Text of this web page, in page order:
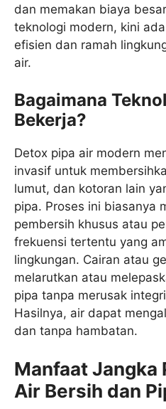
dan memakan biaya
teknologi modern, kini
efisien dan ramah
air.
Bagaimana
Bekerja?
Detox pipa air modern
invasif untuk
lumut, dan kotoran lain
pipa. Proses ini biasanya
pembersih khusus atau
frekuensi tertentu yang
lingkungan. Cairan atau
melarutkan atau
pipa tanpa merusak
Hasilnya, air dapat
dan tanpa hambatan.
Manfaat Jangka
Air Bersih dan